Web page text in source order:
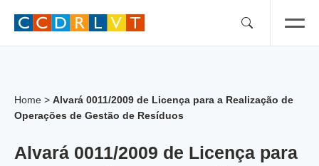
Home > Alvará 0011/2009 de Licença para a Realização de
Operações de Gestão de Resíduos
Alvará 0011/2009 de Licença para